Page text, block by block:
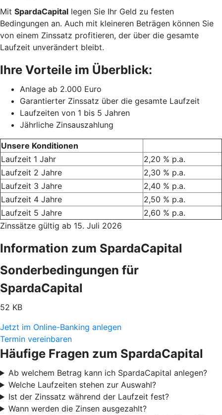
Mit SpardaCapital legen Sie Ihr Geld zu festen
Bedingungen an. Auch mit kleineren Beträgen können Sie
von einem Zinssatz profitieren, der über die gesamte
Laufzeit unverändert bleibt.
Ihre Vorteile im Überblick:
Anlage ab 2.000 Euro
Garantierter Zinssatz über die gesamte Laufzeit
Laufzeiten von 1 bis 5 Jahren
Jährliche Zinsauszahlung
Unsere Konditionen
Laufzeit 1 Jahr
2,20 % p.a.
Laufzeit 2 Jahre
2,30 % p.a.
Laufzeit 3 Jahre
2,40 % p.a.
Laufzeit 4 Jahre
2,50 % p.a.
Laufzeit 5 Jahre
2,60 % p.a.
Zinssätze gültig ab 15. Juli 2026
Information zum SpardaCapital
Sonderbedingungen für
SpardaCapital
52 KB
Jetzt im Online-Banking anlegen
Termin vereinbaren
Häufige Fragen zum SpardaCapital
Ab welchem Betrag kann ich SpardaCapital anlegen?
Welche Laufzeiten stehen zur Auswahl?
Ist der Zinssatz während der Laufzeit fest?
Wann werden die Zinsen ausgezahlt?